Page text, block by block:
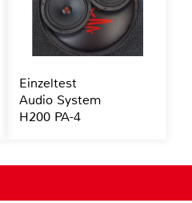
Einzeltest
Audio System
H200 PA-4